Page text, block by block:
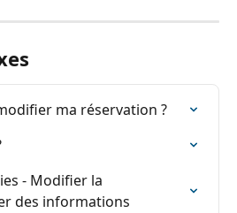
ma réservation ?
- Modifier la
des informations